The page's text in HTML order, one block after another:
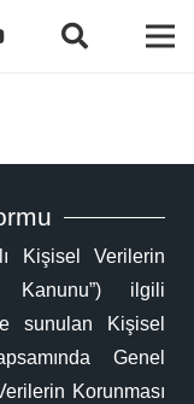
Kişisel Verilerin
Kanunu”) ilgili
sunulan Kişisel
Genel
Korunması